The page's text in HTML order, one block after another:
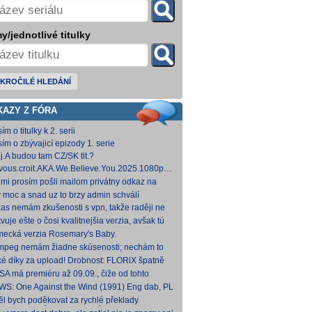
jednotlivé titulky
HLEDÁNÍ
Z FÓRA
o titulky k 2. serii
o zbývajicí epizody 1. serie
budou tam CZ/SK tit.?
Kitsune [5,24 GB]
mi prosím pošli mailom privátny odkaz na
kde to nahráš.
moc a snad uz to brzy admin schválí
nemám zkušenosti s vpn, takže raději ne
v té verzi od FLORiX je slyšet FC-
ešte o čosi kvalitnejšia verzia, avšak tú
nepodarilo zohnať.
verzia Rosemary's Baby.
[1,74 GB] V príloh
nemám žiadne skúsenosti; nechám to
Môžeš opraviť a nahodiť na WS, ak
díky za upload! Drobnost: FLORiX špatně
audio kanály (nejspíš vzniklo
z DTS
má premiéru až 09.09., čiže od tohto
bude VoD za taký mesiac, možno dva.
One Against the Wind (1991) Eng dab, PL
Polské titulky, ale kvalita obrazu je slabší.
bych poděkovat za rychlé překlady
titulů, patří Vám můj dík. O to více mne